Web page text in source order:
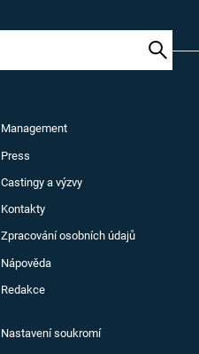
Management
Press
Castingy a výzvy
Kontakty
Zpracování osobních údajů
Nápověda
Redakce
Nastavení soukromí